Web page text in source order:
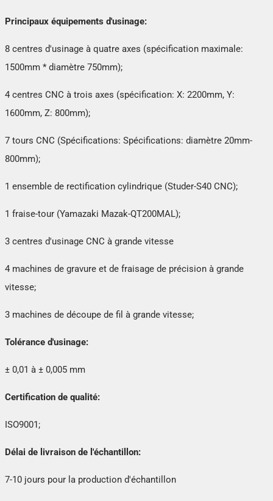
Principaux équipements d'usinage:
8 centres d'usinage à quatre axes (spécification maximale:
1500mm * diamètre 750mm);
4 centres CNC à trois axes (spécification: X: 2200mm, Y:
1600mm, Z: 800mm);
7 tours CNC (Spécifications: Spécifications: diamètre 20mm-
800mm);
1 ensemble de rectification cylindrique (Studer-S40 CNC);
1 fraise-tour (Yamazaki Mazak-QT200MAL);
3 centres d'usinage CNC à grande vitesse
4 machines de gravure et de fraisage de précision à grande
vitesse;
3 machines de découpe de fil à grande vitesse;
Tolérance d'usinage:
± 0,01 à ± 0,005 mm
Certification de qualité:
ISO9001;
Délai de livraison de l'échantillon:
7-10 jours pour la production d'échantillon